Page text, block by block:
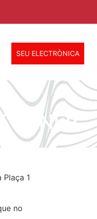
SEU ELECTRÒNICA
GENER
1
no